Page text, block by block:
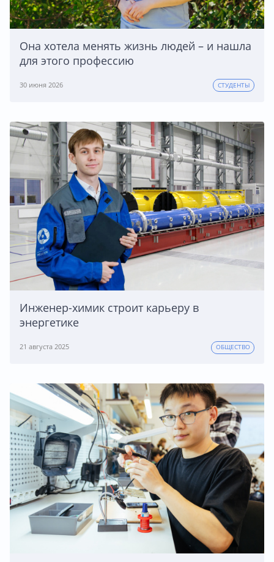
Она хотела менять жизнь людей – и нашла
для этого профессию
30 июня 2026 СТУДЕНТЫ
Инженер-химик строит карьеру в
энергетике
21 августа 2025 ОБЩЕСТВО